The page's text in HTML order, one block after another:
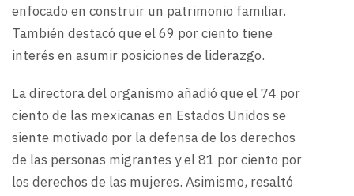
enfocado en construir un patrimonio familiar.
También destacó que el 69 por ciento tiene
interés en asumir posiciones de liderazgo.
La directora del organismo añadió que el 74 por
ciento de las mexicanas en Estados Unidos se
siente motivado por la defensa de los derechos
de las personas migrantes y el 81 por ciento por
los derechos de las mujeres. Asimismo, resaltó